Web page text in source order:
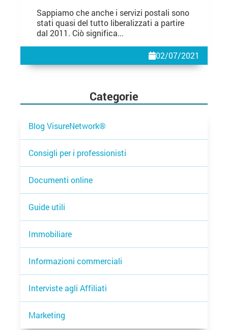
Sappiamo che anche i servizi postali sono
stati quasi del tutto liberalizzati a partire
dal 2011. Ciò significa...
02/07/2021
Categorie
Blog VisureNetwork®
Consigli per i professionisti
Documenti online
Guide utili
Immobiliare
Informazioni commerciali
Interviste agli Affiliati
Marketing